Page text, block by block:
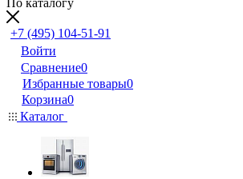
По каталогу
+7 (495) 104-51-91
Войти
Сравнение0
Избранные товары0
Корзина0
Каталог